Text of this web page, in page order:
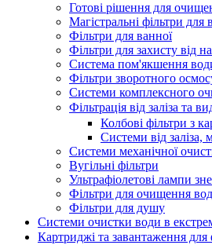
Готові рішення для
Магістральні фільтри для
Фільтри для ванної
Фільтри для захисту від
Система пом'якшення
Фільтри зворотного
Системи комплексного
Фільтрація від заліза та
Колбові фільтри з
Системи від
Системи механічної
Вугільні фільтри
Ультрафіолетові лампи
Фільтри для очищення
Фільтри для душу
Системи очистки води в
Картриджі та завантаження для